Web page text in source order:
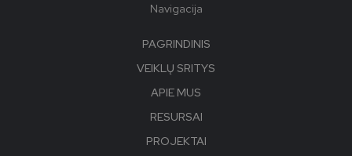
Navigacija
PAGRINDINIS
VEIKLŲ SRITYS
APIE MUS
RESURSAI
PROJEKTAI